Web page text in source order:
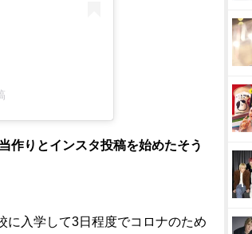
りとインスタ投稿を始めたそう
入学して3日程度でコロナのため